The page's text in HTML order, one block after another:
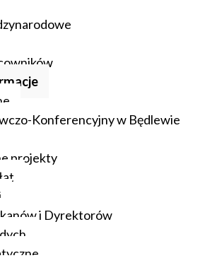
Konferencyjny w Będlewie
projekty
i Dyrektorów